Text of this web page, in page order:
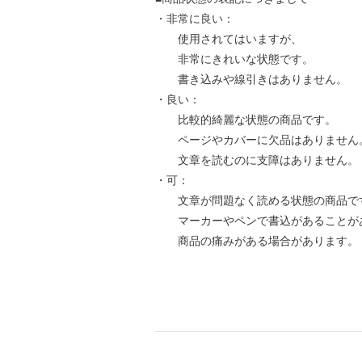
・非常に良い：
使用されてはいますが、
非常にきれいな状態です。
書き込みや線引きはありません。
・良い：
比較的綺麗な状態の商品です。
ページやカバーに欠品はありません
文章を読むのに支障はありません。
・可：
文章が問題なく読める状態の商品で
マーカーやペンで書込があることが
商品の痛みがある場合があります。